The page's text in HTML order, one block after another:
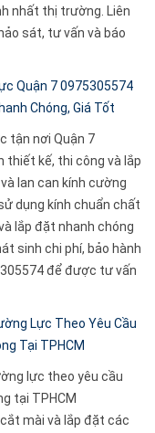
nhất thị trường. Liên
sát, tư vấn và báo
Quận 7 0975305574
Chóng, Giá Tốt
tận nơi Quận 7
thiết kế, thi công và lắp
lan can kính cường
dụng kính chuẩn chất
lắp đặt nhanh chóng
sinh chi phí, bảo hành
để được tư vấn
Lực Theo Yêu Cầu
Tại TPHCM
lực theo yêu cầu
tại TPHCM
mài và lắp đặt các